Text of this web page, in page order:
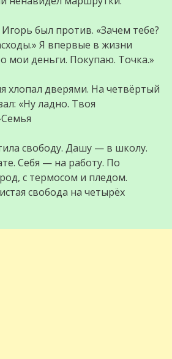
был против. «Зачем тебе?
Я впервые в жизни
мои деньги. Покупаю. Точка.»
хлопал дверями. На четвёртый
«Ну ладно. Твоя
свободу. Дашу — в школу.
Себя — на работу. По
с термосом и пледом.
свобода на четырёх